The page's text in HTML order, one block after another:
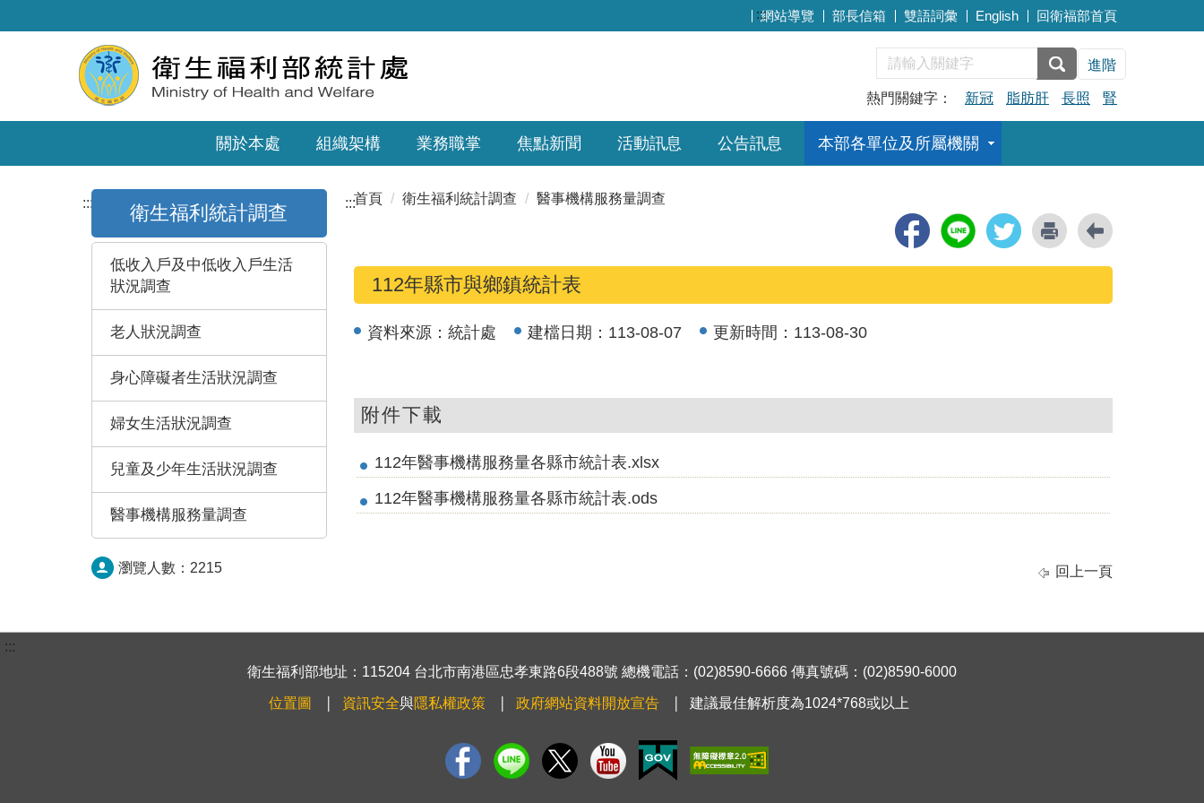
:::網站導覽 部長信箱 雙語詞彙 English 回衛福部首頁
進階
熱門關鍵字： 新冠 脂肪肝 長照 腎
關於本處 組織架構 業務職掌 焦點新聞 活動訊息 公告訊息 本部各單位及所屬機關
::: 衛生福利統計調查
低收入戶及中低收入戶生活
狀況調查
老人狀況調查
身心障礙者生活狀況調查
婦女生活狀況調查
兒童及少年生活狀況調查
醫事機構服務量調查
瀏覽人數： 2215
:::首頁 衛生福利統計調查 醫事機構服務量調查
112年縣市與鄉鎮統計表
資料來源： 統計處 建檔日期： 113-08-07 更新時間： 113-08-30
附件下載
112年醫事機構服務量各縣市統計表.xlsx
112年醫事機構服務量各縣市統計表.ods
回上一頁
:::
衛生福利部地址：115204 台北市南港區忠孝東路6段488號 總機電話：(02)8590-6666 傳真號碼：(02)8590-6000
位置圖 資訊安全與隱私權政策 政府網站資料開放宣告 建議最佳解析度為1024*768或以上